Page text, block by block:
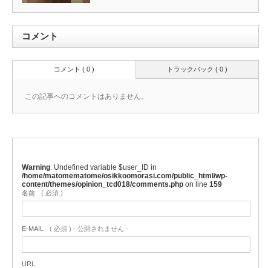
コメント
トラックバック ( 0 )
コメント ( 0 )
この記事へのコメントはありません。
Warning : Undefined variable $user_ID in
/home/matomematome/osikkoomorasi.com/public_html/wp-
content/themes/opinion_tcd018/comments.php on line 159
名前 ( 必須 )
E-MAIL ( 必須 ) - 公開されません -
URL